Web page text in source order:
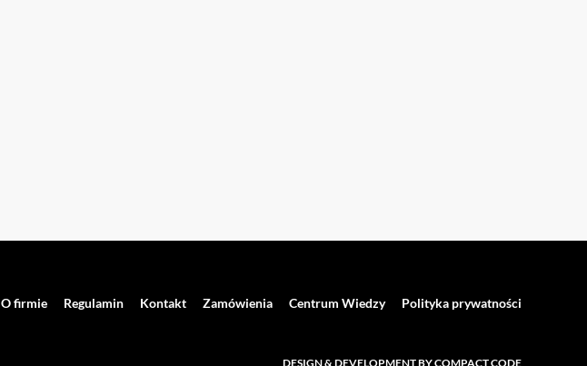
O firmie Regulamin Kontakt Zamówienia Centrum Wiedzy Polityka prywatności
DESIGN & DEVELOPMENT BY COMPACT CODE